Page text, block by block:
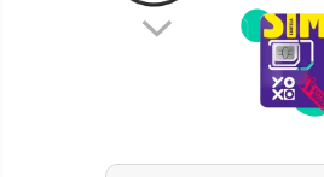
Telefoane mobile Fossibot